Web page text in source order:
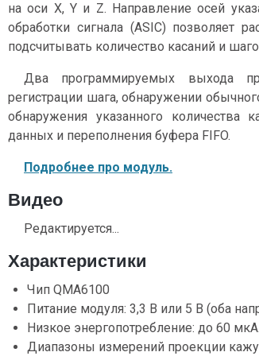
на оси X, Y и Z. Направление осей
обработки сигнала (ASIC) позволяет
подсчитывать количество касаний и
Два программируемых выхода
регистрации шага, обнаружении
обнаружения указанного количества
данных и переполнения буфера FIFO.
Подробнее про модуль.
Видео
Редактируется...
Характеристики
Чип QMA6100
Питание модуля: 3,3 В или 5 В (оба
Низкое энергопотребление: до 60 мкА.
Диапазоны измерений проекции